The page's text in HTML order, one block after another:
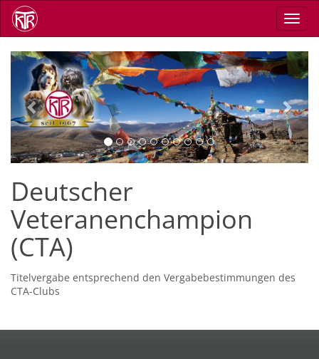
Direkt
zum
Inhalt
Previous Next
Deutscher
Veteranenchampion
(CTA)
Titelvergabe entsprechend den Vergabebestimmungen des
CTA-Clubs